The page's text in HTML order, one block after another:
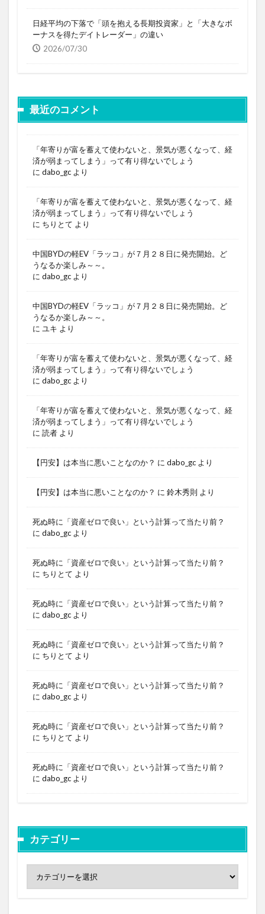
日経平均の下落で「頭を抱える長期投資家」と「大きなボ
ーナスを得たデイトレーダー」の違い
2026/07/30
最近のコメント
「年寄りが富を蓄えて使わないと、景気が悪くなって、経
済が弱まってしまう」って有り得ないでしょう
に dabo_gc より
「年寄りが富を蓄えて使わないと、景気が悪くなって、経
済が弱まってしまう」って有り得ないでしょう
に ちりとて より
中国BYDの軽EV「ラッコ」が７月２８日に発売開始。ど
うなるか楽しみ～～。
に dabo_gc より
中国BYDの軽EV「ラッコ」が７月２８日に発売開始。ど
うなるか楽しみ～～。
に ユキ より
「年寄りが富を蓄えて使わないと、景気が悪くなって、経
済が弱まってしまう」って有り得ないでしょう
に dabo_gc より
「年寄りが富を蓄えて使わないと、景気が悪くなって、経
済が弱まってしまう」って有り得ないでしょう
に 読者 より
【円安】は本当に悪いことなのか？ に dabo_gc より
【円安】は本当に悪いことなのか？ に 鈴木秀則 より
死ぬ時に「資産ゼロで良い」という計算って当たり前？
に dabo_gc より
死ぬ時に「資産ゼロで良い」という計算って当たり前？
に ちりとて より
死ぬ時に「資産ゼロで良い」という計算って当たり前？
に dabo_gc より
死ぬ時に「資産ゼロで良い」という計算って当たり前？
に ちりとて より
死ぬ時に「資産ゼロで良い」という計算って当たり前？
に dabo_gc より
死ぬ時に「資産ゼロで良い」という計算って当たり前？
に ちりとて より
死ぬ時に「資産ゼロで良い」という計算って当たり前？
に dabo_gc より
カテゴリー